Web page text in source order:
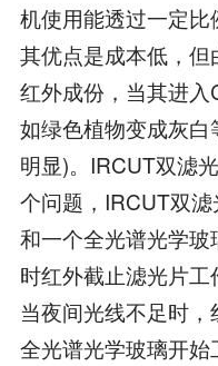
机使用能透过一定比
其优点是成本低，
红外成份，当其进
如绿色植物变成灰
明显)。IRCUT双滤
个问题，IRCUT双
和一个全光谱光学
时红外截止滤光片工
当夜间光线不足时，
全光谱光学玻璃开